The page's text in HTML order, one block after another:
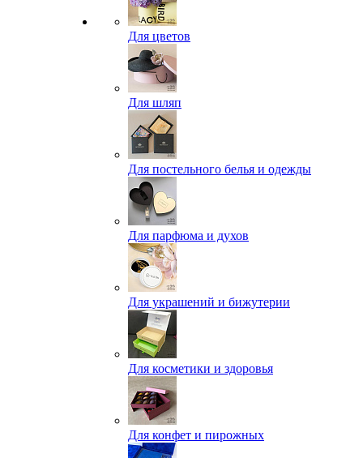
Для цветов
Для шляп
Для постельного белья и одежды
Для парфюма и духов
Для украшений и бижутерии
Для косметики и здоровья
Для конфет и пирожных